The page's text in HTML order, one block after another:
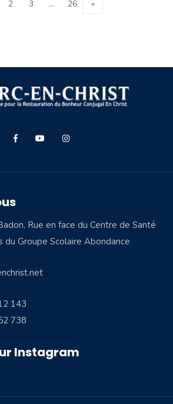
2 3 … 26 »
Rue en face du Centre de Santé
du Groupe Scolaire Abondance
143
738
Instagram